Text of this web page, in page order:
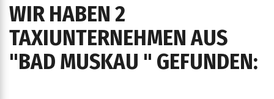
WIR HABEN 2
TAXIUNTERNEHMEN AUS
"BAD MUSKAU " GEFUNDEN: